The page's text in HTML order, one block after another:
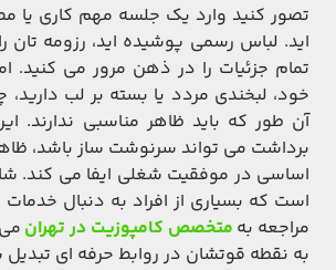
تصور کنید وارد یک جلسه مهم کاری یا
‌اید. لباس رسمی پوشیده ‌اید، رزومه‌ تان
تمام جزئیات را در ذهن مرور می ‌کنید.
خود، لبخندی مردد یا بسته بر لب
آن طور که باید ظاهر مناسبی ندارند.
برداشت می ‌تواند سرنوشت‌ ساز باشد،
اساسی در موفقیت شغلی ایفا می ‌کند.
است که بسیاری از افراد به دنبال
مراجعه به متخصص کامپوزیت در تهران
به نقطه قوتشان در روابط حرفه ‌ای